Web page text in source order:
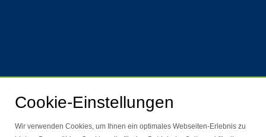
Cookie-Einstellungen
Wir verwenden Cookies, um Ihnen ein optimales Webseiten-Erlebnis zu